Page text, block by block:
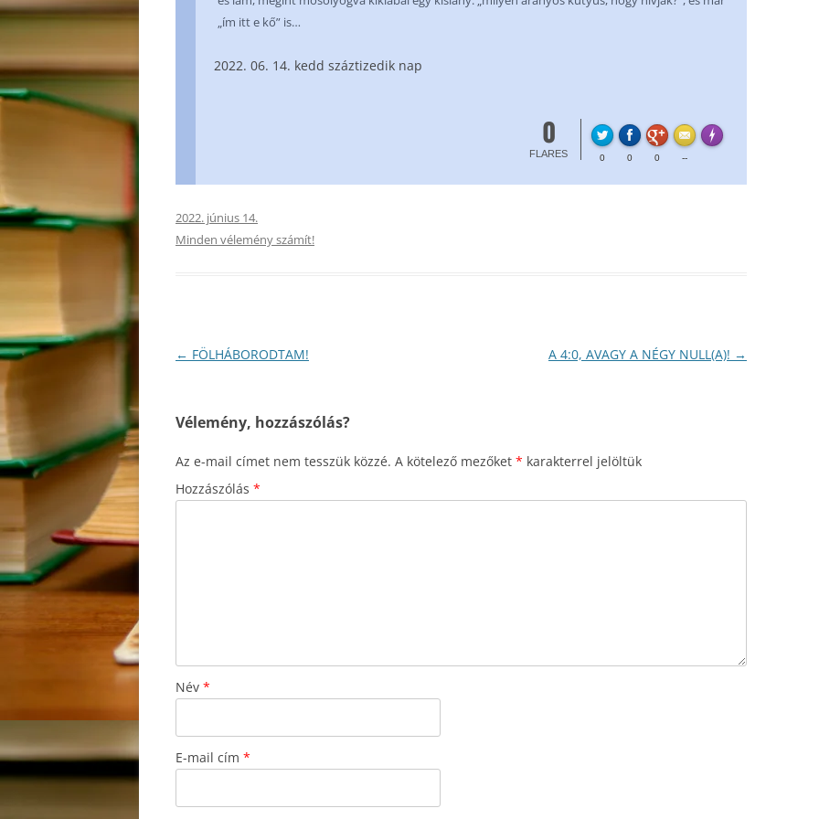
„ím itt e kő” is…
06. 14. kedd száztizedik nap
0
FLARES 0 0 0 --
Made with
2022. június 14.
Minden vélemény számít!
Bejegyzés
← FÖLHÁBORODTAM! A 4:0, AVAGY A NÉGY NULL(A)! →
Vélemény, hozzászólás?
Az e-mail címet nem tesszük közzé. A kötelező mezőket * karakterrel jelöltük
Hozzászólás *
Név *
E-mail cím *